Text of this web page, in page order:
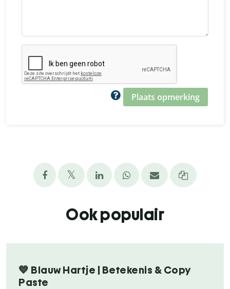
Plaats opmerking
Ook populair
💙 Blauw Hartje | Betekenis & Copy
Paste